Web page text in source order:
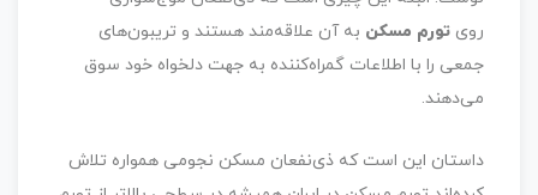
روی تورم مسکن به آن علاقه‌مند هستند و تریبون‌های
جمعی را با اطلاعات گمراه‌کننده به جهت دلخواه خود سوق
می‌دهند.
داستان این است که ذی‌نفعان مسکن نجومی همواره تلاش